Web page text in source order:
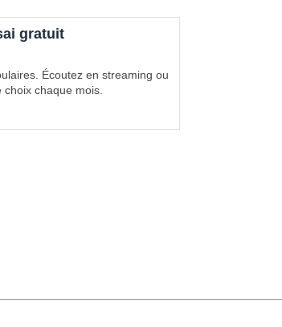
gratuit
Écoutez en streaming ou
chaque mois.